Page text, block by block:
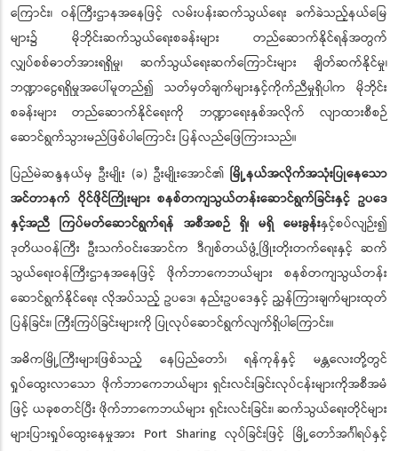
ကြောင်း၊ ဝန်ကြီးဌာနအနေဖြင့် လမ်းပန်းဆက်သွယ်ရေး ခက်ခဲသည့်နယ်မြေ
များ၌ မိုဘိုင်းဆက်သွယ်ရေးစခန်းများ တည်ဆောက်နိုင်ရန်အတွက်
လျှပ်စစ်ဓာတ်အားရရှိမှု၊ ဆက်သွယ်ရေးဆက်ကြောင်းများ ချိတ်ဆက်နိုင်မှု၊
ဘဏ္ဍာငွေရရှိမှုအပေါ်မူတည်၍ သတ်မှတ်ချက်များနှင့်ကိုက်ညီမှုရှိပါက မိုဘိုင်း
စခန်းများ တည်ဆောက်နိုင်ရေးကို ဘဏ္ဍာရေးနှစ်အလိုက် လျာထားစီစဉ်
ဆောင်ရွက်သွားမည်ဖြစ်ပါကြောင်း ပြန်လည်ဖြေကြားသည်။
ပြည်မဲဆန္ဒနယ်မှ ဦးမျိုး (ခ) ဦးမျိုးအောင်၏ မြို့နယ်အလိုက်အသုံးပြုနေသော
အင်တာနက် ဝိုင်ဖိုင်ကြိုးများ စနစ်တကျသွယ်တန်းဆောင်ရွက်ခြင်းနှင့် ဥပဒေ
နှင့်အညီ ကြပ်မတ်ဆောင်ရွက်ရန် အစီအစဉ် ရှိ၊ မရှိ မေးခွန်းနှင့်စပ်လျဉ်း၍
ဒုတိယဝန်ကြီး ဦးသက်ဝင်းအောင်က ဒီဂျစ်တယ်ဖွံ့ဖြိုးတိုးတက်ရေးနှင့် ဆက်
သွယ်ရေးဝန်ကြီးဌာနအနေဖြင့် ဖိုက်ဘာကေဘယ်များ စနစ်တကျသွယ်တန်း
ဆောင်ရွက်နိုင်ရေး လိုအပ်သည့် ဥပဒေ၊ နည်းဥပဒေနှင့် ညွှန်ကြားချက်များထုတ်
ပြန်ခြင်း၊ ကြီးကြပ်ခြင်းများကို ပြုလုပ်ဆောင်ရွက်လျက်ရှိပါကြောင်း။
အဓိကမြို့ကြီးများဖြစ်သည့် နေပြည်တော်၊ ရန်ကုန်နှင့် မန္တလေးတို့တွင်
ရှုပ်ထွေးလာသော ဖိုက်ဘာကေဘယ်များ ရှင်းလင်းခြင်းလုပ်ငန်းများကိုအစီအမံ
ဖြင့် ယခုစတင်ပြီး ဖိုက်ဘာကေဘယ်များ ရှင်းလင်းခြင်း၊ ဆက်သွယ်ရေးတိုင်များ
များပြားရှုပ်ထွေးနေမှုအား Port Sharing လုပ်ခြင်းဖြင့် မြို့တော်အင်္ဂါရပ်နှင့်